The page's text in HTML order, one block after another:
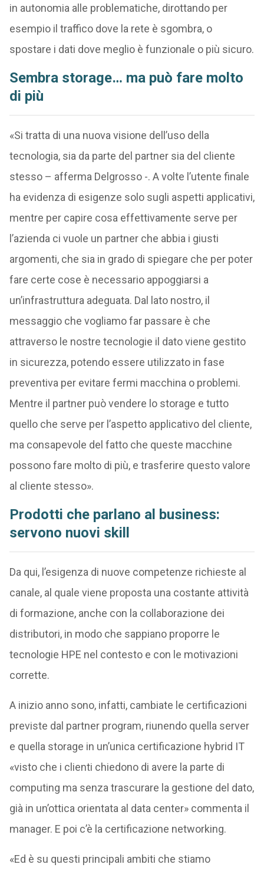
in autonomia alle problematiche, dirottando per
esempio il traffico dove la rete è sgombra, o
spostare i dati dove meglio è funzionale o più sicuro.
Sembra storage… ma può fare molto
di più
«Si tratta di una nuova visione dell’uso della
tecnologia, sia da parte del partner sia del cliente
stesso – afferma Delgrosso -. A volte l’utente finale
ha evidenza di esigenze solo sugli aspetti applicativi,
mentre per capire cosa effettivamente serve per
l’azienda ci vuole un partner che abbia i giusti
argomenti, che sia in grado di spiegare che per poter
fare certe cose è necessario appoggiarsi a
un’infrastruttura adeguata. Dal lato nostro, il
messaggio che vogliamo far passare è che
attraverso le nostre tecnologie il dato viene gestito
in sicurezza, potendo essere utilizzato in fase
preventiva per evitare fermi macchina o problemi.
Mentre il partner può vendere lo storage e tutto
quello che serve per l’aspetto applicativo del cliente,
ma consapevole del fatto che queste macchine
possono fare molto di più, e trasferire questo valore
al cliente stesso».
Prodotti che parlano al business:
servono nuovi skill
Da qui, l’esigenza di nuove competenze richieste al
canale, al quale viene proposta una costante attività
di formazione, anche con la collaborazione dei
distributori, in modo che sappiano proporre le
tecnologie HPE nel contesto e con le motivazioni
corrette.
A inizio anno sono, infatti, cambiate le certificazioni
previste dal partner program, riunendo quella server
e quella storage in un’unica certificazione hybrid IT
«visto che i clienti chiedono di avere la parte di
computing ma senza trascurare la gestione del dato,
già in un’ottica orientata al data center» commenta il
manager. E poi c’è la certificazione networking.
«Ed è su questi principali ambiti che stiamo